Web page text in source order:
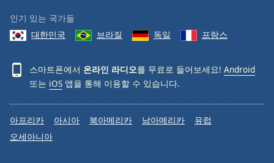
인기 있는 국가들
대한민국
브라질 독일 프랑스
스마트폰에서 온라인 라디오를 무료로 들어보세요! Android
또는 iOS 앱을 통해 이용할 수 있습니다.
아프리카 아시아 북아메리카 남아메리카
유럽
오세아니아